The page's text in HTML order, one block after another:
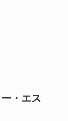
・エス